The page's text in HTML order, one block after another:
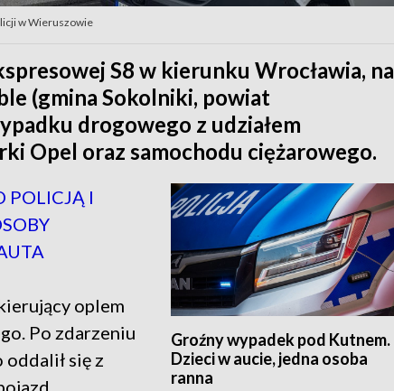
w Wieruszowie
S8 w kierunku Wrocławia, na
(gmina Sokolniki, powiat
drogowego z udziałem
Opel oraz samochodu ciężarowego.
Groźny wypadek pod Kutnem.
Dzieci w aucie, jedna osoba
ranna
POLICJĄ I
oplem
Po zdarzeniu
się z